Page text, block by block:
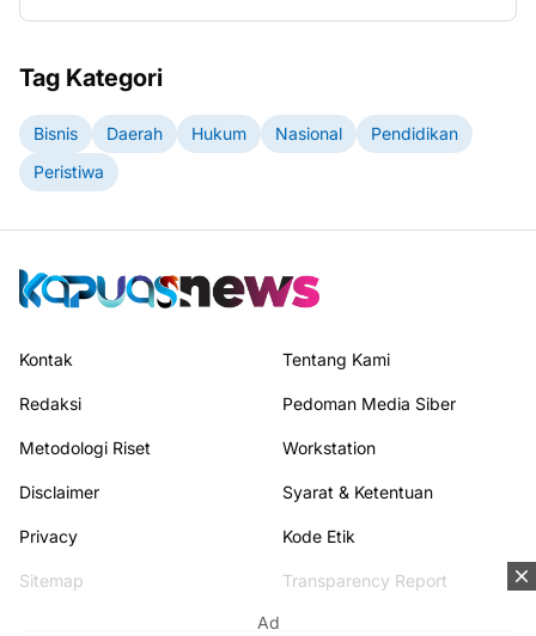
Tag Kategori
Bisnis Daerah Hukum Nasional
Pendidikan
Peristiwa
Ad
Kontak Tentang Kami
Redaksi Pedoman Media Siber
Metodologi Riset Workstation
Disclaimer Syarat & Ketentuan
Privacy Kode Etik
Sitemap Transparency Report